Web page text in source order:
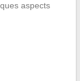
aspects